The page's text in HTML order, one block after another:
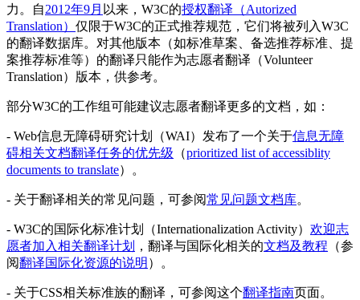
力。自2012年9月 以来，W3C的授权翻译（Autorized
Translation） 仅限于W3C的正式推荐规范，它们将被列入W3C
的翻译数据库。对其他版本（如标准草案、备选推荐标准、提
案推荐标准等）的翻译只能作为志愿者翻译（Volunteer
Translation）版本，供参考。
部分W3C的工作组可能建议志愿者翻译更多的文档，如：
- Web信息无障碍研究计划（WAI）发布了一个关于信息无障
碍相关文档翻译任务的优先级 （prioritized list of accessiblity
documents to translate）。
- 关于翻译相关的常见问题，可参阅常见问题文档库。
- W3C的国际化标准计划（Internationalization Activity） 欢迎志
愿者加入相关翻译计划
，翻译与国际化相关的文档及教程 （参
阅翻译国际化资源的说明 ）。
- 关于CSS相关标准族的翻译，可参阅这个翻译指南页面。